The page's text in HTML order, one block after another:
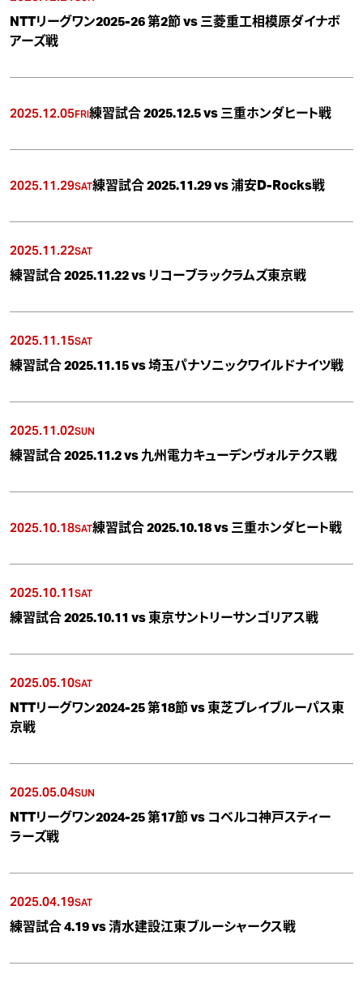
NTTリーグワン2025-26 第2節 vs 三菱重工相模原ダイナボ
アーズ戦
2025.12.05FRI練習試合 2025.12.5 vs 三重ホンダヒート戦
2025.11.29SAT練習試合 2025.11.29 vs 浦安D-Rocks戦
2025.11.22SAT
練習試合 2025.11.22 vs リコーブラックラムズ東京戦
2025.11.15SAT
練習試合 2025.11.15 vs 埼玉パナソニックワイルドナイツ戦
2025.11.02SUN
練習試合 2025.11.2 vs 九州電力キューデンヴォルテクス戦
2025.10.18SAT練習試合 2025.10.18 vs 三重ホンダヒート戦
2025.10.11SAT
練習試合 2025.10.11 vs 東京サントリーサンゴリアス戦
2025.05.10SAT
NTTリーグワン2024-25 第18節 vs 東芝ブレイブルーパス東
京戦
2025.05.04SUN
NTTリーグワン2024-25 第17節 vs コベルコ神戸スティー
ラーズ戦
2025.04.19SAT
練習試合 4.19 vs 清水建設江東ブルーシャークス戦